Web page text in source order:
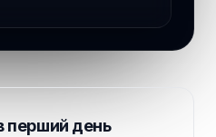
перший день